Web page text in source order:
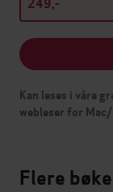
249,-
Kan leses i våre
webleser for
Flere